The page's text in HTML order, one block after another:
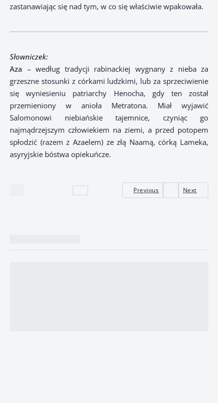
zastanawiając się nad tym, w co się właściwie wpakowała.
Słowniczek:
Aza – według tradycji rabinackiej wygnany z nieba za
grzeszne stosunki z córkami ludzkimi, lub za sprzeciwienie
się wyniesieniu patriarchy Henocha, gdy ten został
przemieniony w anioła Metratona. Miał wyjawić
Salomonowi niebiańskie tajemnice, czyniąc go
najmądrzejszym człowiekiem na ziemi, a przed potopem
spłodzić (razem z Azaelem) ze złą Naamą, córką Lameka,
asyryjskie bóstwa opiekuńcze.
Previous Next